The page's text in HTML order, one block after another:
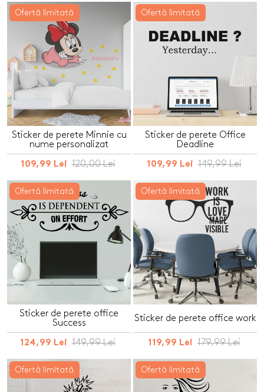
Ofertă limitată
Sticker de perete Minnie cu
nume personalizat
109,99 Lei 120,00 Lei
Ofertă limitată
Sticker de perete Office
Deadline
109,99 Lei 149,99 Lei
Ofertă limitată
Sticker de perete office
Success
124,99 Lei 149,99 Lei
Ofertă limitată
Sticker de perete office work
119,99 Lei 179,99 Lei
Ofertă limitată Ofertă limitată